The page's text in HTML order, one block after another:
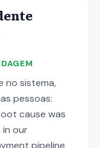
no sistema,
pessoas:
cause was
in our
pipeline